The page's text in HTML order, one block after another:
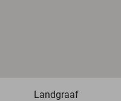
Landgraaf